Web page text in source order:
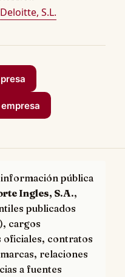
Deloitte, S.L.
pública
Ingles, S.A.,
publicados
), cargos
oficiales, contratos
relaciones
a fuentes